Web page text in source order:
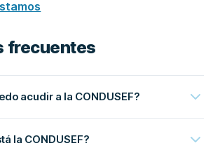
frecuentes
acudir a la CONDUSEF?
la CONDUSEF?